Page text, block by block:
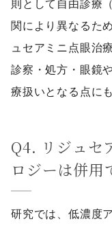
則として自由診療
関により異なるた
ュセアミニ点眼治
診察・処方・眼鏡
療扱いとなる点に
Q4. リジュセ
ロジーは併用
研究では、低濃度